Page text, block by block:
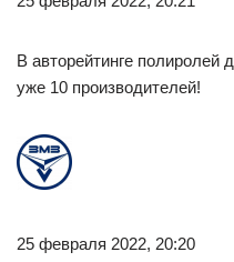
В авторейтинге полиролей
уже 10 производителей!
25 февраля 2022, 20:20